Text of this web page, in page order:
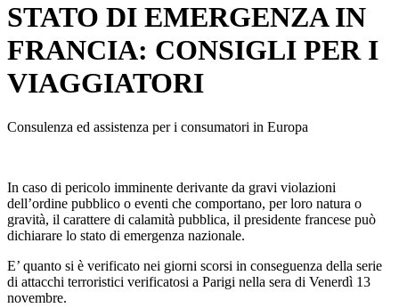
STATO DI EMERGENZA IN
FRANCIA: CONSIGLI PER I
VIAGGIATORI
Consulenza ed assistenza per i consumatori in Europa
In caso di pericolo imminente derivante da gravi violazioni
dell’ordine pubblico o eventi che comportano, per loro natura o
gravità, il carattere di calamità pubblica, il presidente francese può
dichiarare lo stato di emergenza nazionale.
E’ quanto si è verificato nei giorni scorsi in conseguenza della serie
di attacchi terroristici verificatosi a Parigi nella sera di Venerdì 13
novembre.